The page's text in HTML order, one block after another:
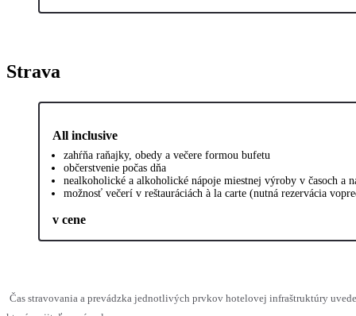
Strava
All inclusive
zahŕňa raňajky, obedy a večere formou bufetu
občerstvenie počas dňa
nealkoholické a alkoholické nápoje miestnej výroby v časoch a
možnosť večerí v reštauráciách à la carte (nutná rezervácia
v cene
Čas stravovania a prevádzka jednotlivých prvkov hotelovej infraštruktúry